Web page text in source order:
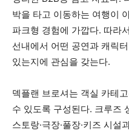
박을 타고 이동하는 여행이
파크형 경험에 가깝다. 따라
선내에서 어떤 공연과 캐릭
있는지에 관심을 갖는다.
덱플랜 브로셔는 객실 카테
수 있도록 구성된다. 크루즈
스토랑·극장·풀장·키즈 시